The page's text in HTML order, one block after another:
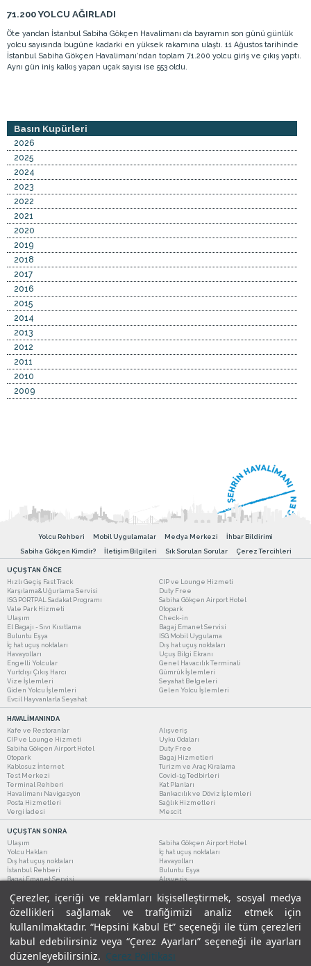
Çerezler, içeriği ve reklamları kişiselleştirmek, sosyal medya
özellikleri sağlamak ve trafiğimizi analiz etmek için
kullanılmaktadır. “Hepsini Kabul Et” seçeneği ile tüm çerezleri
kabul edebilirsiniz veya “Çerez Ayarları” seçeneği ile ayarları
düzenleyebilirsiniz. Çerez Politikası
71.200 YOLCU AĞIRLADI
Öte yandan İstanbul Sabiha Gökçen Havalimanı da bayramın son günü günlük
yolcu sayısında bugüne kadarki en yüksek rakamına ulaştı. 11 Ağustos tarihinde
İstanbul Sabiha Gökçen Havalimanı’ndan toplam 71.200 yolcu giriş ve çıkış yaptı.
Aynı gün iniş kalkış yapan uçak sayısı ise 553 oldu.
Basın Kupürleri
2026
2025
2024
2023
2022
2021
2020
2019
2018
2017
2016
2015
2014
2013
2012
2011
2010
2009
Yolcu Rehberi Mobil Uygulamalar Medya Merkezi
İhbar Bildirimi
Sabiha Gökçen Kimdir?
İletişim Bilgileri Sık Sorulan Sorular Çerez Tercihleri
UÇUŞTAN ÖNCE
Hızlı Geçiş Fast Track
CIP ve Lounge Hizmeti
Karşılama&Uğurlama Servisi
Duty Free
ISG PORTPAL Sadakat Programı
Sabiha Gökçen Airport Hotel
Vale Park Hizmeti
Otopark
Ulaşım
Check-in
El Bagajı - Sıvı Kısıtlama
Bagaj Emanet Servisi
Buluntu Eşya
ISG Mobil Uygulama
İç hat uçuş noktaları
Dış hat uçuş noktaları
Havayolları
Uçuş Bilgi Ekranı
Engelli Yolcular
Genel Havacılık Terminali
Yurtdışı Çıkış Harcı
Gümrük İşlemleri
Vize İşlemleri
Seyahat Belgeleri
Giden Yolcu İşlemleri
Gelen Yolcu İşlemleri
Evcil Hayvanlarla Seyahat
HAVALİMANINDA
Kafe ve Restoranlar
Alışveriş
CIP ve Lounge Hizmeti
Uyku Odaları
Sabiha Gökçen Airport Hotel
Duty Free
Otopark
Bagaj Hizmetleri
Kablosuz İnternet
Turizm ve Araç Kiralama
Test Merkezi
Covid-19 Tedbirleri
Terminal Rehberi
Kat Planları
Havalimanı Navigasyon
Bankacılık ve Döviz İşlemleri
Posta Hizmetleri
Sağlık Hizmetleri
Vergi İadesi
Mescit
UÇUŞTAN SONRA
Ulaşım
Sabiha Gökçen Airport Hotel
Yolcu Hakları
İç hat uçuş noktaları
Dış hat uçuş noktaları
Havayolları
İstanbul Rehberi
Buluntu Eşya
Bagaj Emanet Servisi
Alışveriş